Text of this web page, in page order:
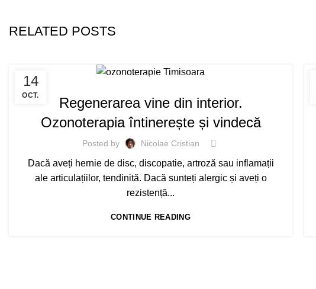
RELATED POSTS
14
OCT.
MEDICINA COMPLEMENTARA
Regenerarea vine din interior.
Ozonoterapia întinerește și vindecă
Posted by Nicolae Cristian
Dacă aveți hernie de disc, discopatie, artroză sau inflamații
ale articulațiilor, tendinită. Dacă sunteți alergic și aveți o
rezistență...
CONTINUE READING